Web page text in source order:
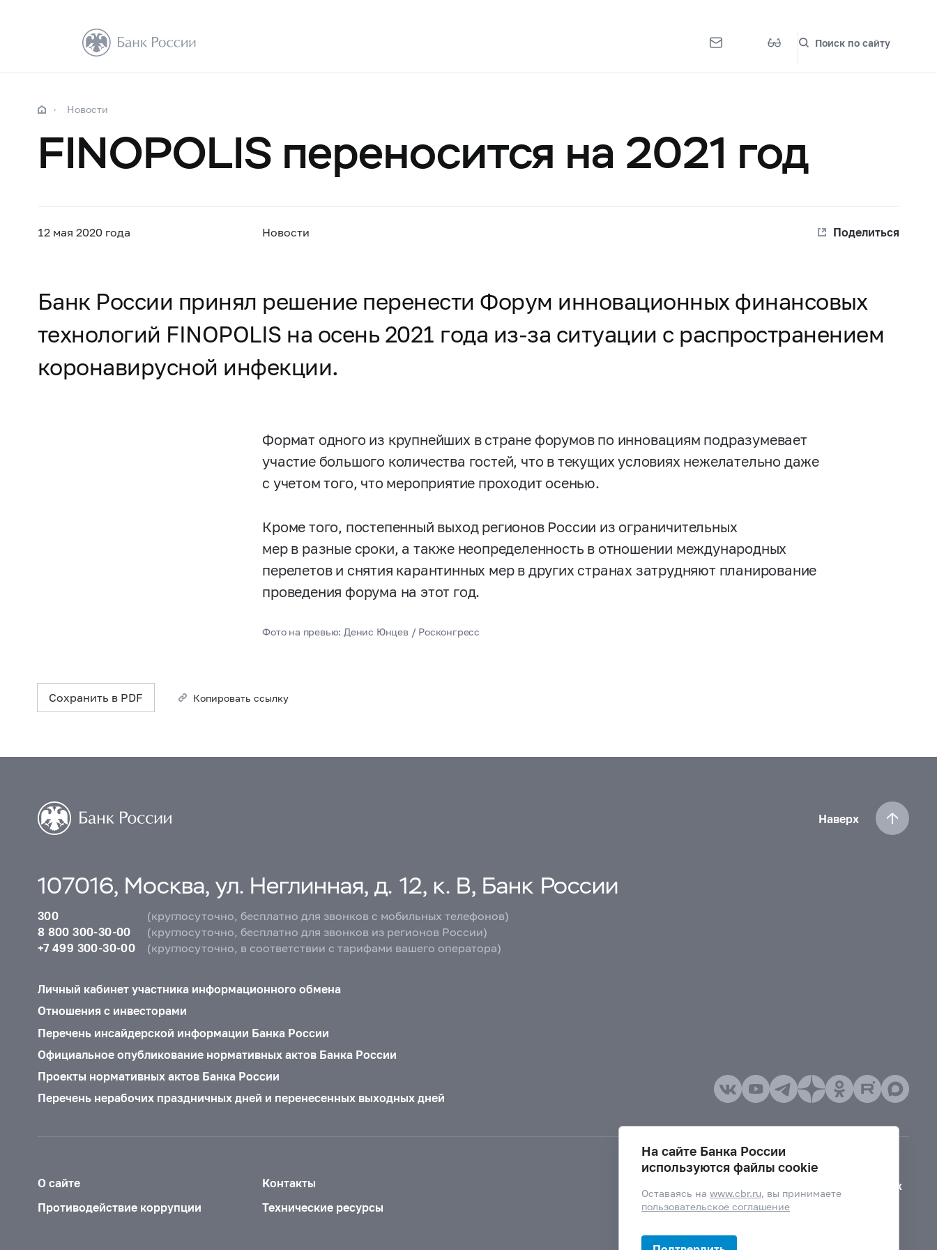
Поиск по сайту
Новости
FINOPOLIS переносится на 2021 год
12 мая 2020 года Новости Поделиться
Банк России принял решение перенести Форум инновационных финансовых
технологий FINOPOLIS на осень 2021 года из-за ситуации с распространением
коронавирусной инфекции.
Формат одного из крупнейших в стране форумов по инновациям подразумевает
участие большого количества гостей, что в текущих условиях нежелательно даже
с учетом того, что мероприятие проходит осенью.
Кроме того, постепенный выход регионов России из ограничительных
мер в разные сроки, а также неопределенность в отношении международных
перелетов и снятия карантинных мер в других странах затрудняют планирование
проведения форума на этот год.
Фото на превью: Денис Юнцев / Росконгресс
Сохранить в PDF Копировать ссылку
Наверх
107016, Москва, ул. Неглинная, д. 12, к. В, Банк России
300
(круглосуточно, бесплатно для звонков с мобильных телефонов)
8 800 300-30-00
(круглосуточно, бесплатно для звонков из регионов России)
+7 499 300-30-00
(круглосуточно, в соответствии с тарифами вашего оператора)
Личный кабинет участника информационного обмена
Отношения с инвесторами
Перечень инсайдерской информации Банка России
Официальное опубликование нормативных актов Банка России
Проекты нормативных актов Банка России
Перечень нерабочих праздничных дней и перенесенных выходных дней
О сайте
Контакты
Противодействие коррупции
Технические ресурсы
Версия для слабовидящих
На сайте Банка России
используются файлы cookie
Оставаясь наwww.cbr.ru, вы принимаете
пользовательское соглашение